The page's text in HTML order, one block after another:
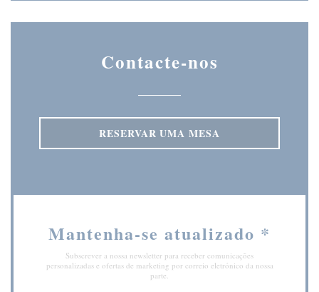
Contacte-nos
RESERVAR UMA MESA
Mantenha-se atualizado *
Subscrever a nossa newsletter para receber comunicações
personalizadas e ofertas de marketing por correio eletrónico da nossa
parte.